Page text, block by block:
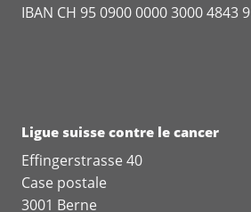
IBAN CH 95 0900 0000 3000 4843 9
Ligue suisse contre le cancer
Effingerstrasse 40
Case postale
3001 Berne